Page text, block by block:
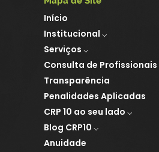
Início
Institucional ⌵
Serviços ⌵
Consulta de Profissionais
Transparência
Penalidades Aplicadas
CRP 10 ao seu lado ⌵
Blog CRP10 ⌵
Anuidade